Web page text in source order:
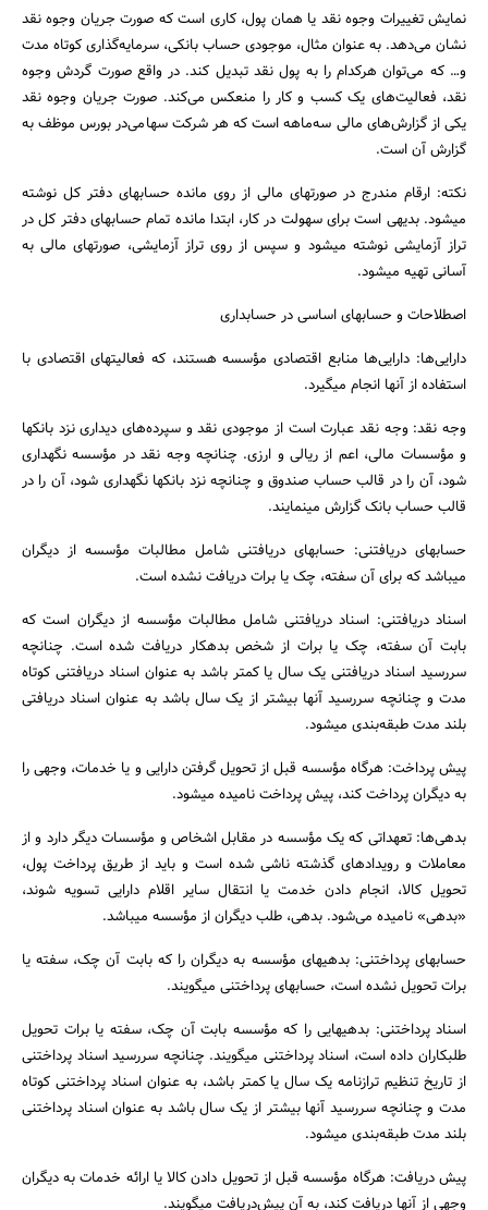
نمایش تغییرات وجوه نقد یا همان پول، کاری است که صورت جریان وجوه نقد
نشان می‌دهد. به عنوان مثال، موجودی حساب بانکی، سرمایه‌گذاری کوتاه ‌مدت
و… که می‌توان هرکدام را به پول نقد تبدیل کند. در واقع صورت گردش وجوه
نقد، فعالیت‌های یک کسب و کار را منعکس می‌کند. صورت جریان وجوه نقد
یکی از گزارش‌های مالی سه‌ماهه است که هر شرکت سهامی‌در بورس موظف به
گزارش آن است.
نکته: ارقام مندرج در صورتهای مالی از روی مانده حسابهای دفتر کل نوشته
میشود. بدیهی است برای سهولت در کار، ابتدا مانده تمام حسابهای دفتر کل در
تراز آزمایشی نوشته میشود و سپس از روی تراز آزمایشی، صورتهای مالی به
آسانی تهیه میشود.
اصطلاحات و حسابهای اساسی در حسابداری
دارایی‌ها: دارایی‌ها منابع اقتصادی مؤسسه هستند، که فعالیتهای اقتصادی با
استفاده از آنها انجام میگیرد.
وجه نقد: وجه نقد عبارت است از موجودی نقد و سپرده‌های دیداری نزد بانکها
و مؤسسات مالی، اعم از ریالی و ارزی. چنانچه وجه نقد در مؤسسه نگهداری
شود، آن را در قالب حساب صندوق و چنانچه نزد بانکها نگهداری شود، آن را در
قالب حساب بانک گزارش مینمایند.
حسابهای دریافتنی: حسابهای دریافتنی شامل مطالبات مؤسسه از دیگران
میباشد که برای آن سفته، چک یا برات دریافت نشده است.
اسناد دریافتنی: اسناد دریافتنی شامل مطالبات مؤسسه از دیگران است که
بابت آن سفته، چک یا برات از شخص بدهکار دریافت شده است. چنانچه
سررسید اسناد دریافتنی یک سال یا کمتر باشد به عنوان اسناد دریافتنی کوتاه
مدت و چنانچه سررسید آنها بیشتر از یک سال باشد به عنوان اسناد دریافتی
بلند مدت طبقه‌بندی میشود.
پیش پرداخت: هرگاه مؤسسه قبل از تحویل گرفتن دارایی و یا خدمات، وجهی را
به دیگران پرداخت کند، پیش پرداخت نامیده میشود.
بدهی‌ها: تعهداتی که یک مؤسسه در مقابل اشخاص و مؤسسات دیگر دارد و از
معاملات و رویدادهای گذشته ناشی شده است و باید از طریق پرداخت پول،
تحویل کالا، انجام دادن خدمت یا انتقال سایر اقلام دارایی تسویه شوند،
«بدهی» نامیده می‌شود. بدهی، طلب دیگران از مؤسسه میباشد.
حسابهای پرداختنی: بدهیهای مؤسسه به دیگران را که بابت آن چک، سفته یا
برات تحویل نشده است، حسابهای پرداختنی میگویند.
اسناد پرداختنی: بدهیهایی را که مؤسسه بابت آن چک، سفته یا برات تحویل
طلبکاران داده است، اسناد پرداختنی میگویند. چنانچه سررسید اسناد پرداختنی
از تاریخ تنظیم ترازنامه یک سال یا کمتر باشد، به عنوان اسناد پرداختنی کوتاه
مدت و چنانچه سررسید آنها بیشتر از یک سال باشد به عنوان اسناد پرداختنی
بلند مدت طبقه‌بندی میشود.
پیش دریافت: هرگاه مؤسسه قبل از تحویل دادن کالا یا ارائه خدمات به دیگران
وجهی از آنها دریافت کند، به آن پیش‌دریافت میگویند.